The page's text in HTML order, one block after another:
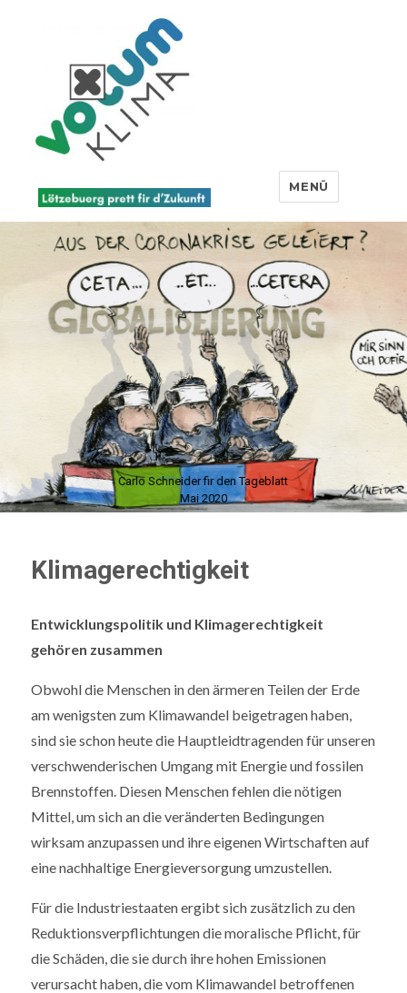
Votum Klima MENÜ
Carlo Schneider fir den Tageblatt
Mai 2020
Klimagerechtigkeit
Entwicklungspolitik und Klimagerechtigkeit
gehören zusammen
Obwohl die Menschen in den ärmeren Teilen der Erde
am wenigsten zum Klimawandel beigetragen haben,
sind sie schon heute die Hauptleidtragenden für unseren
verschwenderischen Umgang mit Energie und fossilen
Brennstoffen. Diesen Menschen fehlen die nötigen
Mittel, um sich an die veränderten Bedingungen
wirksam anzupassen und ihre eigenen Wirtschaften auf
eine nachhaltige Energieversorgung umzustellen.
Für die Industriestaaten ergibt sich zusätzlich zu den
Reduktionsverpflichtungen die moralische Pflicht, für
die Schäden, die sie durch ihre hohen Emissionen
verursacht haben, die vom Klimawandel betroffenen